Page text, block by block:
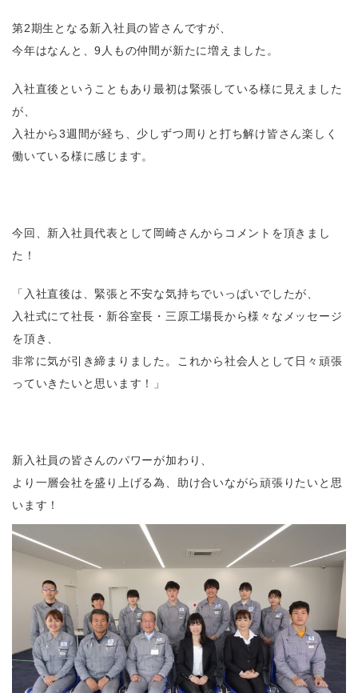
第2期生となる新入社員の皆さんですが、
今年はなんと、9人もの仲間が新たに増えました。
入社直後ということもあり最初は緊張している様に見えました
が、
入社から3週間が経ち、少しずつ周りと打ち解け皆さん楽しく
働いている様に感じます。
今回、新入社員代表として岡崎さんからコメントを頂きまし
た！
「入社直後は、緊張と不安な気持ちでいっぱいでしたが、
入社式にて社長・新谷室長・三原工場長から様々なメッセージ
を頂き、
非常に気が引き締まりました。これから社会人として日々頑張
っていきたいと思います！」
新入社員の皆さんのパワーが加わり、
より一層会社を盛り上げる為、助け合いながら頑張りたいと思
います！